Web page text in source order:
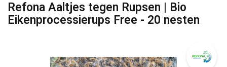
Refona Aaltjes tegen Rupsen | Bio
Eikenprocessierups Free - 20 nesten